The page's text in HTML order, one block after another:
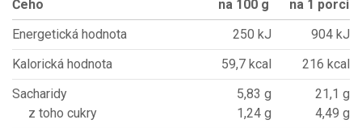
Čeho na 100 g
na 1 porci
Energetická hodnota
250 kJ
904 kJ
Kalorická hodnota
59,7 kcal
216 kcal
Sacharidy
z toho cukry
5,83 g
1,24 g
21,1 g
4,49 g